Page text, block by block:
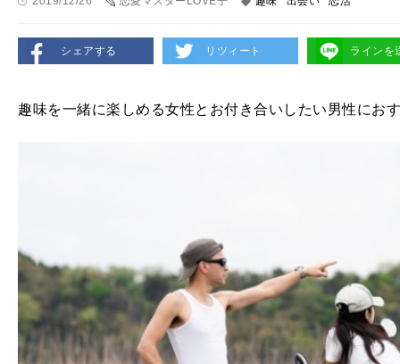
シェアする リツィート ラインを
趣味を一緒に楽しめる女性とお付き合いしたい男性にお